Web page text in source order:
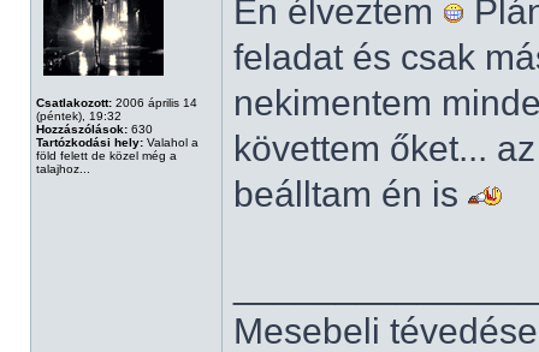
Csatlakozott: 2006 április 14
(péntek), 19:32
Hozzászólások: 630
Tartózkodási hely: Valahol a
föld felett de közel még a
talajhoz...
Én élveztem
feladat és csak
nekimentem
követtem őket...
beálltam én is
Mesebeli